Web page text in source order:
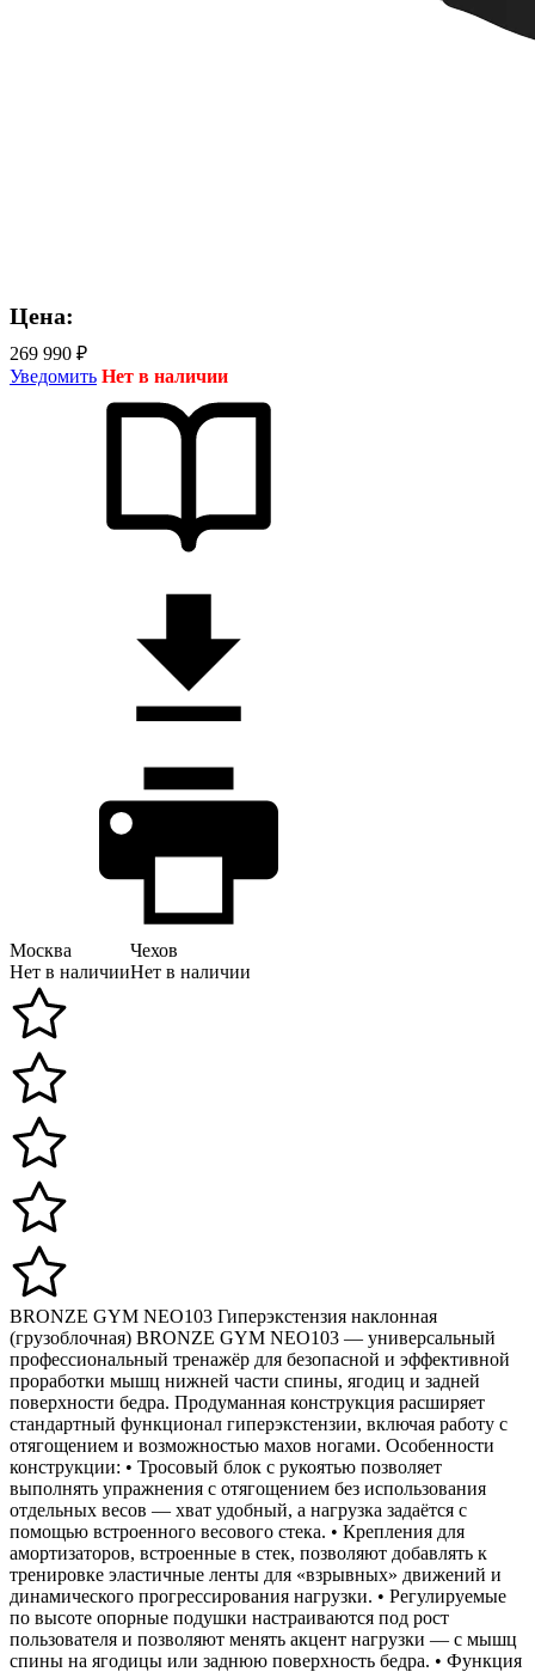
Цена:
269 990 ₽
Уведомить Нет в наличии
Москва
Нет в наличии
Чехов
Нет в наличии
BRONZE GYM NEO103 Гиперэкстензия наклонная
(грузоблочная) BRONZE GYM NEO103 — универсальный
профессиональный тренажёр для безопасной и эффективной
проработки мышц нижней части спины, ягодиц и задней
поверхности бедра. Продуманная конструкция расширяет
стандартный функционал гиперэкстензии, включая работу с
отягощением и возможностью махов ногами. Особенности
конструкции: • Тросовый блок с рукоятью позволяет
выполнять упражнения с отягощением без использования
отдельных весов — хват удобный, а нагрузка задаётся с
помощью встроенного весового стека. • Крепления для
амортизаторов, встроенные в стек, позволяют добавлять к
тренировке эластичные ленты для «взрывных» движений и
динамического прогрессирования нагрузки. • Регулируемые
по высоте опорные подушки настраиваются под рост
пользователя и позволяют менять акцент нагрузки — с мышц
спины на ягодицы или заднюю поверхность бедра. • Функция